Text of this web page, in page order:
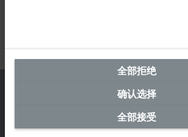
中国区总部
全部拒绝
确认选择
全部接受